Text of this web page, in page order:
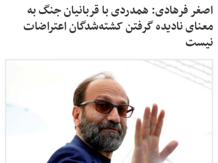
اصغر فرهادی: همدردی با قربانیان جنگ به
معنای نادیده گرفتن کشته‌شدگان اعتراضات
نیست